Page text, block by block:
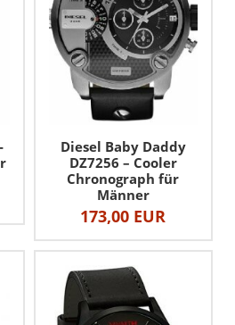
Diesel Baby Daddy
DZ7256 – Cooler
Chronograph für
Männer
173,00 EUR